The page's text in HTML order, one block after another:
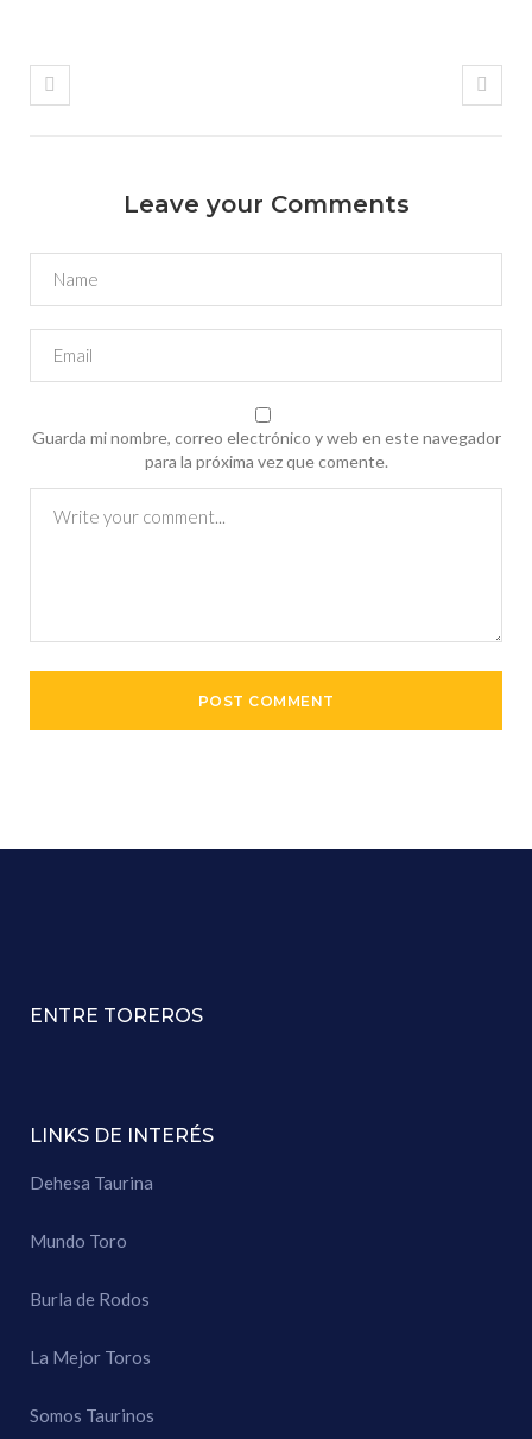
Leave your Comments
Guarda mi nombre, correo electrónico y web en este navegador
para la próxima vez que comente.
ENTRE TOREROS
LINKS DE INTERÉS
Dehesa Taurina
Mundo Toro
Burla de Rodos
La Mejor Toros
Somos Taurinos